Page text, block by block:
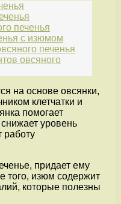
печенья
с изюмом
печенья
овсяного
на основе овсянки,
клетчатки и
помогает
уровень
работу
придает ему
того, изюм содержит
которые полезны